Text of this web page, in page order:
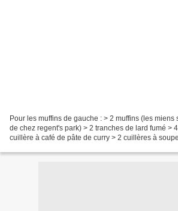
Pour les muffins de gauche : > 2 muffins (les miens
de chez regent's park) > 2 tranches de lard fumé >
cuillère à café de pâte de curry > 2 cuillères à